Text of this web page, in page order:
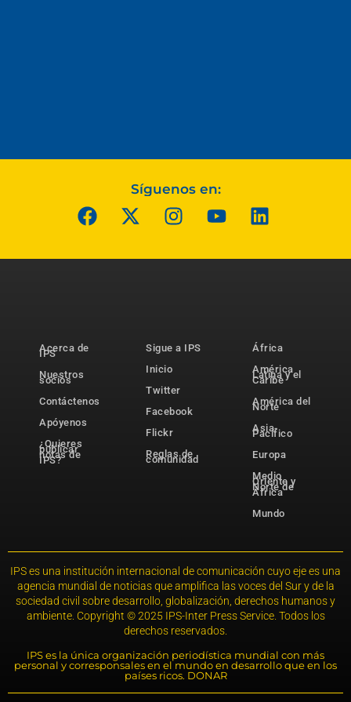
Síguenos en:
Acerca de
IPS
Nuestros
socios
Contáctenos
Apóyenos
¿Quieres
publicar
notas de
IPS?
Sigue a IPS
Inicio
Twitter
Facebook
Flickr
Reglas de
comunidad
África
América
Latina y el
Caribe
América del
Norte
Asia-
Pacífico
Europa
Medio
Oriente y
Norte de
África
Mundo
IPS es una institución internacional de comunicación cuyo eje es una
agencia mundial de noticias que amplifica las voces del Sur y de la
sociedad civil sobre desarrollo, globalización, derechos humanos y
ambiente. Copyright © 2025 IPS-Inter Press Service. Todos los
derechos reservados.
IPS es la única organización periodística mundial con más
personal y corresponsales en el mundo en desarrollo que en los
países ricos. DONAR